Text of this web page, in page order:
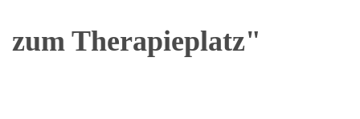
zum Therapieplatz"